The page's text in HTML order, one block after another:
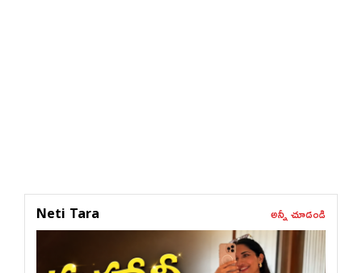
Neti Tara అన్నీ చూడండి